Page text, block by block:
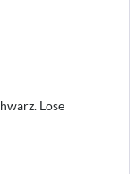
Lose